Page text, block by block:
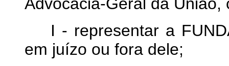
I - representar a
em juízo ou fora dele;